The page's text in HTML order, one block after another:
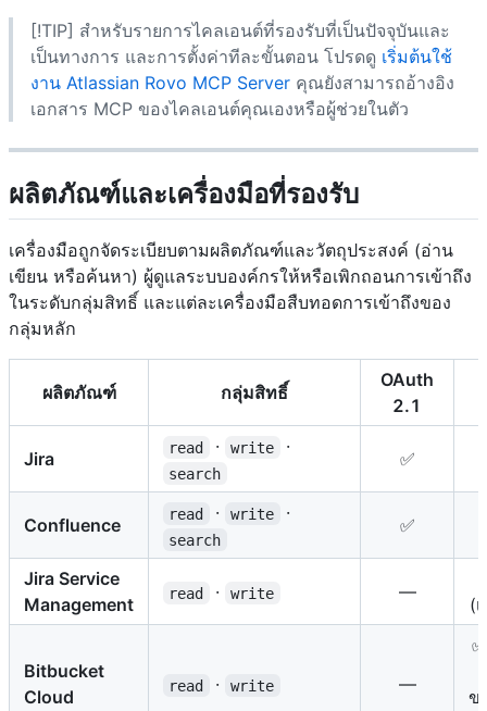
[!TIP] สำหรับรายการไคลเอนต์ที่รองรับที่เป็นปัจจุบันและ
เป็นทางการ และการตั้งค่าทีละขั้นตอน โปรดดู เริ่มต้นใช้
งาน Atlassian Rovo MCP Server คุณยังสามารถอ้างอิง
เอกสาร MCP ของไคลเอนต์คุณเองหรือผู้ช่วยในตัว
ผลิตภัณฑ์และเครื่องมือที่รองรับ
เครื่องมือถูกจัดระเบียบตามผลิตภัณฑ์และวัตถุประสงค์ (อ่าน
เขียน หรือค้นหา) ผู้ดูแลระบบองค์กรให้หรือเพิกถอนการเข้าถึง
ในระดับกลุ่มสิทธิ์ และแต่ละเครื่องมือสืบทอดการเข้าถึงของ
กลุ่มหลัก
ผลิตภัณฑ์ กลุ่มสิทธิ์
OAuth
2.1
Jira
read · write ·
search
✅
Confluence
read · write ·
search
✅
Jira Service
Management
read · write —
(
Bitbucket
Cloud
read · write —
ข